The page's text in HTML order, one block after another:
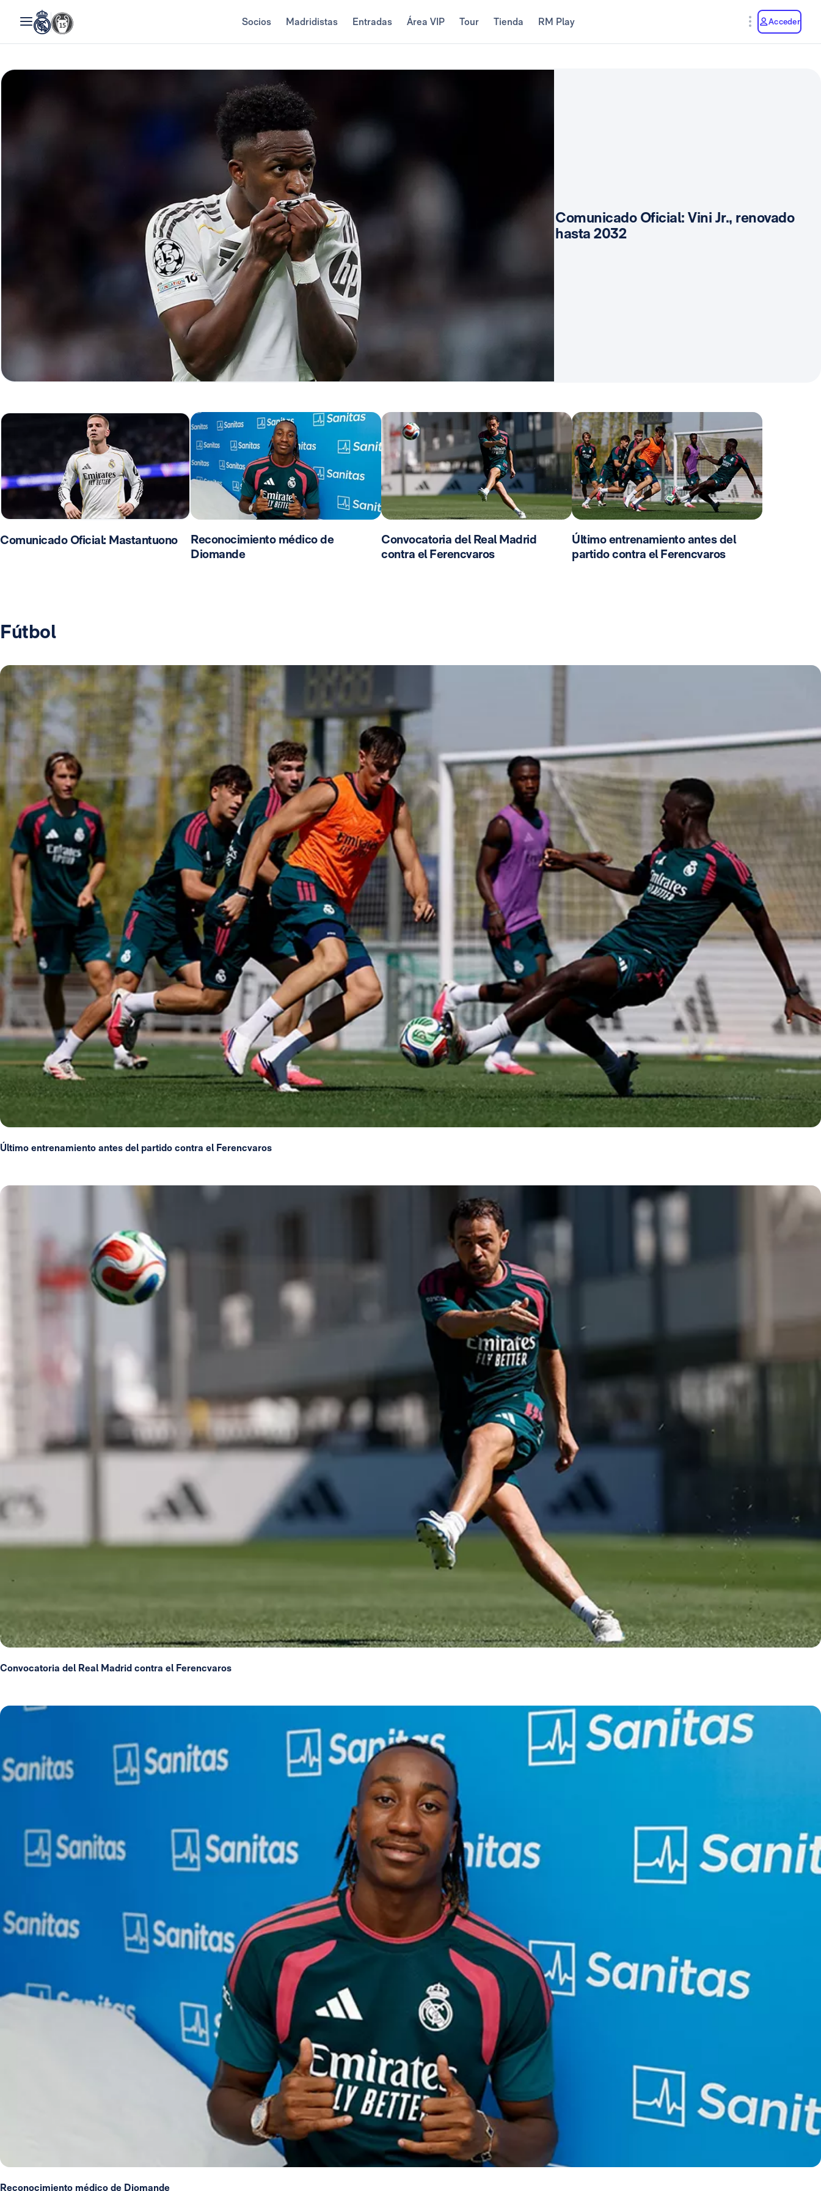
Socios Madridistas Entradas Área VIP Tour Tienda RM Play Acceder
Comunicado Oficial: Vini Jr., renovado
hasta 2032
Comunicado Oficial: Mastantuono
Reconocimiento médico de
Diomande
Convocatoria del Real Madrid
contra el Ferencvaros
Último entrenamiento antes del
partido contra el Ferencvaros
Fútbol
Último entrenamiento antes del partido contra el Ferencvaros
Convocatoria del Real Madrid contra el Ferencvaros
Reconocimiento médico de Diomande